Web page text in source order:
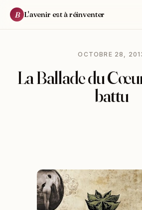
B L'avenir est à réinventer
OCTOBRE 28,
La Ballade du
battu